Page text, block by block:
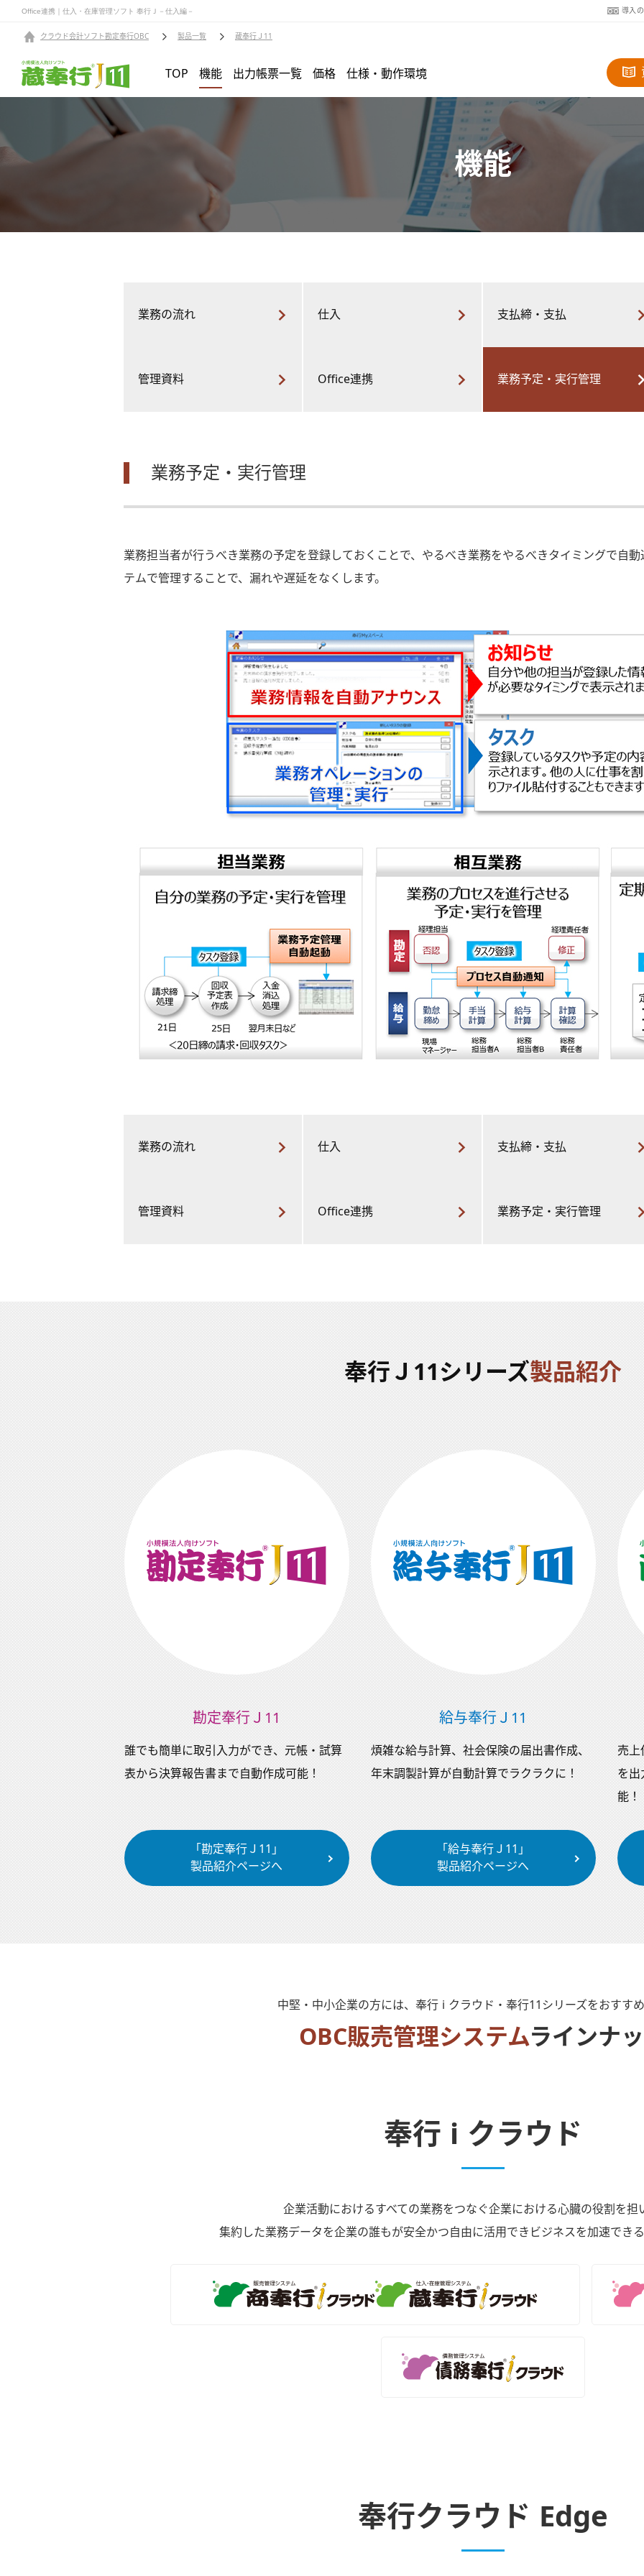
Office連携｜仕入・在庫管理ソフト 奉行Ｊ－仕入編－ 導入
クラウド会計ソフト勘定奉行OBC 製品一覧 蔵奉行Ｊ11
TOP 機能 出力帳票一覧 価格 仕様・動作環境
機能
業務の流れ 仕入 支払締・支払
管理資料 Office連携 業務予定・実行管理
業務予定・実行管理
業務担当者が行うべき業務の予定を登録しておくことで、やるべき業務をやるべきタイミングで自
テムで管理することで、漏れや遅延をなくします。
業務の流れ 仕入 支払締・支払
管理資料 Office連携 業務予定・実行管理
奉行Ｊ11シリーズ製品紹介
勘定奉行Ｊ11
誰でも簡単に取引入力ができ、元帳・試算
表から決算報告書まで自動作成可能！
「勘定奉行Ｊ11」
製品紹介ページへ
給与奉行Ｊ11
煩雑な給与計算、社会保険の届出書作成、
年末調製計算が自動計算でラクラクに！
「給与奉行Ｊ11」
製品紹介ページへ
売上
を出
能！
中堅・中小企業の方には、奉行 i クラウド・奉行11シリーズをおすす
OBC販売管理システムラインナ
奉行 i クラウド
企業活動におけるすべての業務をつなぐ企業における心臓の役割を担
集約した業務データを企業の誰もが安全かつ自由に活用できビジネスを加速でき
奉行クラウド Edge